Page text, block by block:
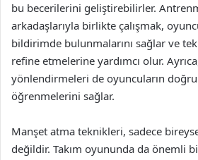
bu becerilerini geliştirebilirler.
arkadaşlarıyla birlikte çalışmak,
bildirimde bulunmalarını sağlar ve
refine etmelerine yardımcı olur.
yönlendirmeleri de oyuncuların
öğrenmelerini sağlar.
Manşet atma teknikleri, sadece
değildir. Takım oyununda da önemli